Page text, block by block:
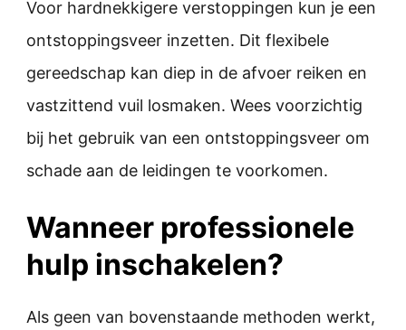
Voor hardnekkigere verstoppingen kun je een
ontstoppingsveer inzetten. Dit flexibele
gereedschap kan diep in de afvoer reiken en
vastzittend vuil losmaken. Wees voorzichtig
bij het gebruik van een ontstoppingsveer om
schade aan de leidingen te voorkomen.
Wanneer professionele
hulp inschakelen?
Als geen van bovenstaande methoden werkt,